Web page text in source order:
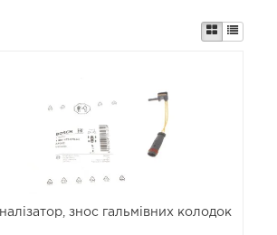
знос гальмівних колодок